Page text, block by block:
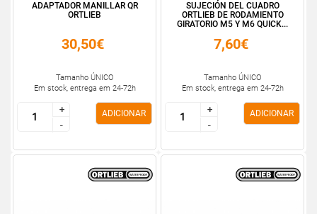
ADAPTADOR MANILLAR QR
ORTLIEB
30,50€
Tamanho ÚNICO
Em stock, entrega em 24-72h
+
-
+
-
ADICIONAR
SUJECIÓN DEL CUADRO
ORTLIEB DE RODAMIENTO
GIRATORIO M5 Y M6 QUICK...
7,60€
Tamanho ÚNICO
Em stock, entrega em 24-72h
+
-
+
-
ADICIONAR